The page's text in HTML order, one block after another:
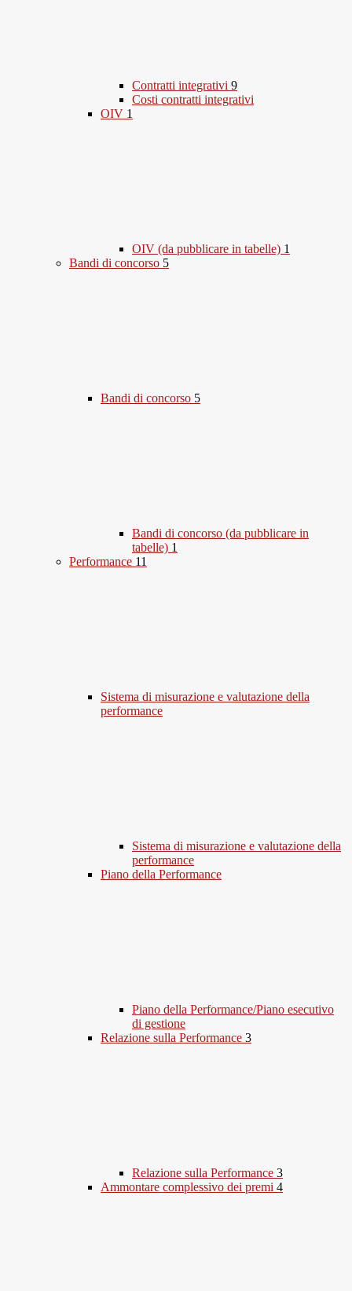
Contratti integrativi 9
Costi contratti integrativi
OIV 1
OIV (da pubblicare in tabelle) 1
Bandi di concorso 5
Bandi di concorso 5
Bandi di concorso (da pubblicare in
tabelle) 1
Performance 11
Sistema di misurazione e valutazione della
performance
Sistema di misurazione e valutazione della
performance
Piano della Performance
Piano della Performance/Piano esecutivo
di gestione
Relazione sulla Performance 3
Relazione sulla Performance 3
Ammontare complessivo dei premi 4